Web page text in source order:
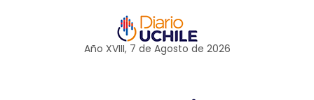
Año XVIII, 7 de Agosto de 2026